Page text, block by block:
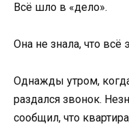
Всё шло в «дело».
Она не знала, что всё
Однажды утром,
раздался звонок.
сообщил, что